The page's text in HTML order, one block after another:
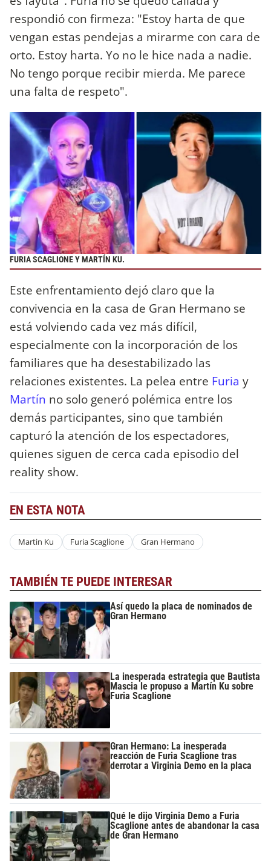
respondió con firmeza: "Estoy harta de que
vengan estas pendejas a mirarme con cara de
orto. Estoy harta. Yo no le hice nada a nadie.
No tengo porque recibir mierda. Me parece
una falta de respeto".
FURIA SCAGLIONE Y MARTÍN KU.
Este enfrentamiento dejó claro que la
convivencia en la casa de Gran Hermano se
está volviendo cada vez más difícil,
especialmente con la incorporación de los
familiares que ha desestabilizado las
relaciones existentes. La pelea entre Furia y
Martín no solo generó polémica entre los
demás participantes, sino que también
capturó la atención de los espectadores,
quienes siguen de cerca cada episodio del
reality show.
EN ESTA NOTA
Martin Ku Furia Scaglione Gran Hermano
TAMBIÉN TE PUEDE INTERESAR
Así quedo la placa de nominados de
Gran Hermano
La inesperada estrategia que Bautista
Mascia le propuso a Martín Ku sobre
Furia Scaglione
Gran Hermano: La inesperada
reacción de Furia Scaglione tras
derrotar a Virginia Demo en la placa
Qué le dijo Virginia Demo a Furia
Scaglione antes de abandonar la casa
de Gran Hermano